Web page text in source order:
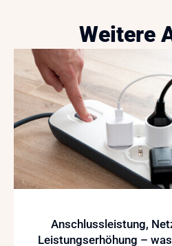
Weitere
Anschlussleistung,
Leistungserhöhung –